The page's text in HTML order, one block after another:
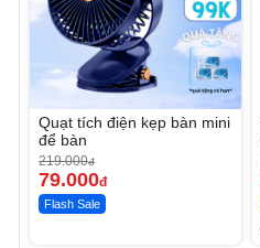
Quạt tích điện kẹp bàn mini
để bàn
219.000đ
79.000đ
Flash Sale